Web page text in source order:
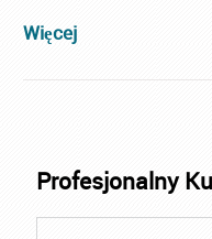
Więcej
Profesjonalny